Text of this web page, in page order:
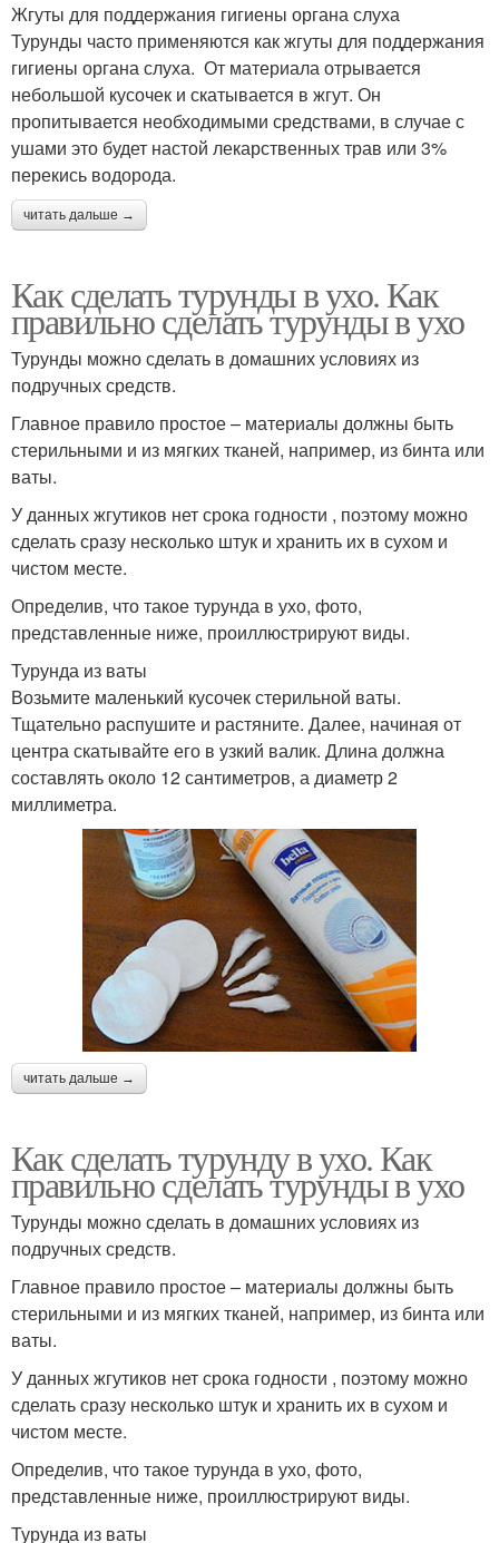
Жгуты для поддержания гигиены органа слуха
Турунды часто применяются как жгуты для поддержания
гигиены органа слуха. От материала отрывается
небольшой кусочек и скатывается в жгут. Он
пропитывается необходимыми средствами, в случае с
ушами это будет настой лекарственных трав или 3%
перекись водорода.
читать дальше →
Как сделать турунды в ухо. Как
правильно сделать турунды в ухо
Турунды можно сделать в домашних условиях из
подручных средств.
Главное правило простое – материалы должны быть
стерильными и из мягких тканей, например, из бинта или
ваты.
У данных жгутиков нет срока годности , поэтому можно
сделать сразу несколько штук и хранить их в сухом и
чистом месте.
Определив, что такое турунда в ухо, фото,
представленные ниже, проиллюстрируют виды.
Турунда из ваты
Возьмите маленький кусочек стерильной ваты.
Тщательно распушите и растяните. Далее, начиная от
центра скатывайте его в узкий валик. Длина должна
составлять около 12 сантиметров, а диаметр 2
миллиметра.
читать дальше →
Как сделать турунду в ухо. Как
правильно сделать турунды в ухо
Турунды можно сделать в домашних условиях из
подручных средств.
Главное правило простое – материалы должны быть
стерильными и из мягких тканей, например, из бинта или
ваты.
У данных жгутиков нет срока годности , поэтому можно
сделать сразу несколько штук и хранить их в сухом и
чистом месте.
Определив, что такое турунда в ухо, фото,
представленные ниже, проиллюстрируют виды.
Турунда из ваты